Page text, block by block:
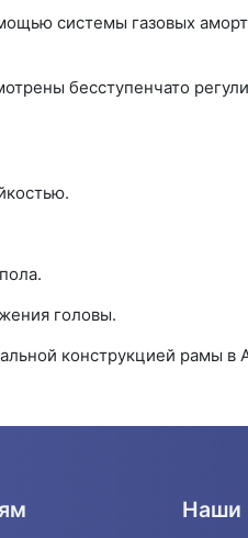
системы газовых
бесступенчато
головы.
конструкцией рамы в
Наши